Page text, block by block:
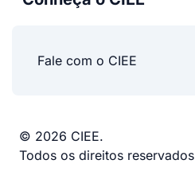
Fale com o CIEE
© 2026 CIEE.
Todos os direitos reservados